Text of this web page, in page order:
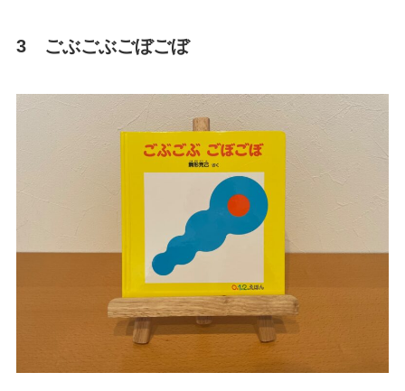
3 ごぶごぶごぼごぼ